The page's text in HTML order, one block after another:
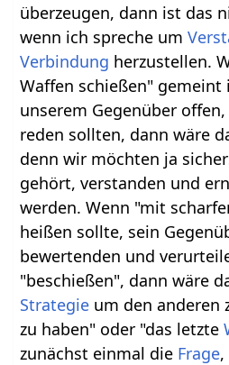
überzeugen, dann ist das
wenn ich spreche um
Verbindung herzustellen.
Waffen schießen"
unserem Gegenüber
reden sollten, dann wäre
denn wir möchten ja
gehört, verstanden und
werden. Wenn "mit
heißen sollte, sein
bewertenden und
"beschießen", dann wäre
Strategie um den anderen
zu haben" oder "das letzte
zunächst einmal die Frage